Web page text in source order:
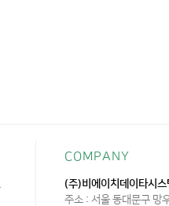
COMPANY
(주)비에이치데이타시스
주소 : 서울 동대문구 망